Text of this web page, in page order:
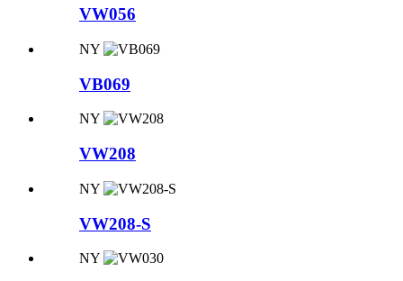
VW056
NY
VB069
NY
VW208
NY
VW208-S
NY